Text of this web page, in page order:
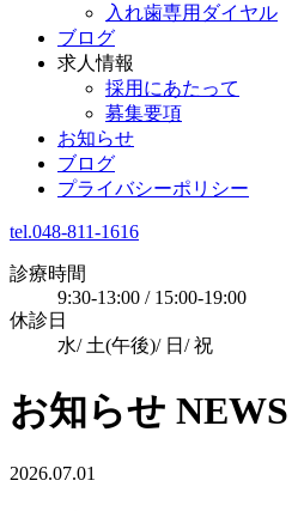
入れ歯専用ダイヤル
ブログ
求人情報
採用にあたって
募集要項
お知らせ
ブログ
プライバシーポリシー
tel.048-811-1616
診療時間
9:30-13:00 / 15:00-19:00
休診日
水/ 土(午後)/ 日/ 祝
お知らせ NEWS
2026.07.01